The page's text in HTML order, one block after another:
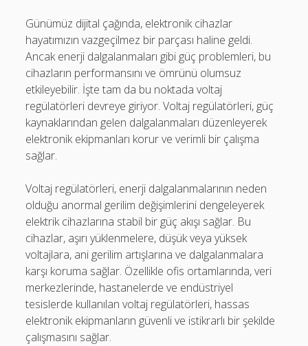
Günümüz dijital çağında, elektronik cihazlar
hayatımızın vazgeçilmez bir parçası haline geldi.
Ancak enerji dalgalanmaları gibi güç problemleri, bu
cihazların performansını ve ömrünü olumsuz
etkileyebilir. İşte tam da bu noktada voltaj
regülatörleri devreye giriyor. Voltaj regülatörleri, güç
kaynaklarından gelen dalgalanmaları düzenleyerek
elektronik ekipmanları korur ve verimli bir çalışma
sağlar.
Voltaj regülatörleri, enerji dalgalanmalarının neden
olduğu anormal gerilim değişimlerini dengeleyerek
elektrik cihazlarına stabil bir güç akışı sağlar. Bu
cihazlar, aşırı yüklenmelere, düşük veya yüksek
voltajlara, ani gerilim artışlarına ve dalgalanmalara
karşı koruma sağlar. Özellikle ofis ortamlarında, veri
merkezlerinde, hastanelerde ve endüstriyel
tesislerde kullanılan voltaj regülatörleri, hassas
elektronik ekipmanların güvenli ve istikrarlı bir şekilde
çalışmasını sağlar.